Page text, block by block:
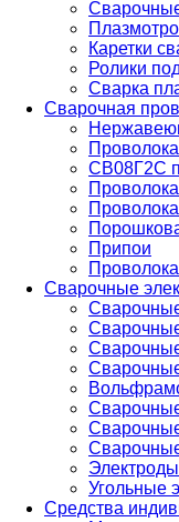
Каретки
Ролики
Сварка
Сварочная
СВ08Г2С
Припои
Сварочные
Угольные
Средства